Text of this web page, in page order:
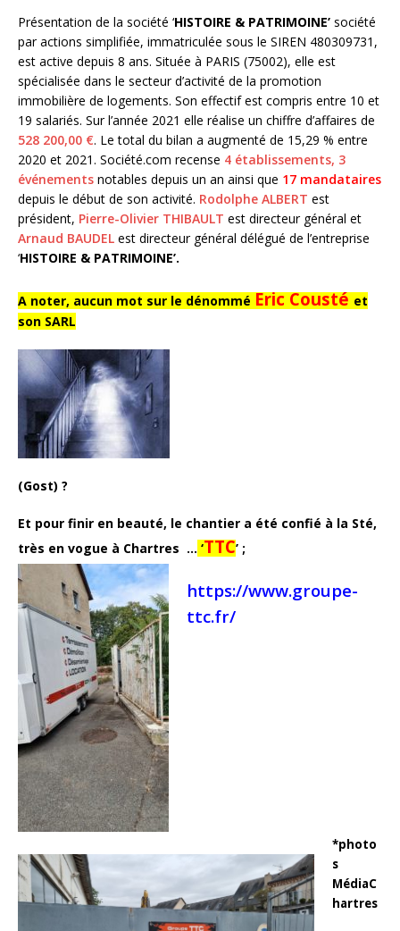
Présentation de la société ‘HISTOIRE & PATRIMOINE’ société
par actions simplifiée, immatriculée sous le SIREN 480309731,
est active depuis 8 ans. Située à PARIS (75002), elle est
spécialisée dans le secteur d’activité de la promotion
immobilière de logements. Son effectif est compris entre 10 et
19 salariés. Sur l’année 2021 elle réalise un chiffre d’affaires de
528 200,00 €. Le total du bilan a augmenté de 15,29 % entre
2020 et 2021. Société.com recense 4 établissements, 3
événements notables depuis un an ainsi que 17 mandataires
depuis le début de son activité. Rodolphe ALBERT est
président, Pierre-Olivier THIBAULT est directeur général et
Arnaud BAUDEL est directeur général délégué de l’entreprise
‘HISTOIRE & PATRIMOINE’.
A noter, aucun mot sur le dénommé Eric Cousté et
son SARL
(Gost) ?
Et pour finir en beauté, le chantier a été confié à la Sté,
très en vogue à Chartres … ‘TTC’ ;
https://www.groupe-
ttc.fr/
*photo
s
MédiaC
hartres